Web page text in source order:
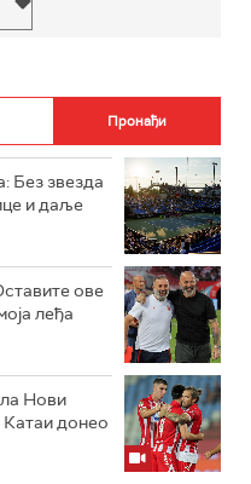
Без звезда
и даље
ове
леђа
Нови
Катаи донео